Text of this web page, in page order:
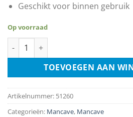
Geschikt voor binnen gebruik
Op voorraad
Castrol Motor Oil aantal
TOEVOEGEN AAN
Artikelnummer: 51260
Categorieën: Mancave, Mancave